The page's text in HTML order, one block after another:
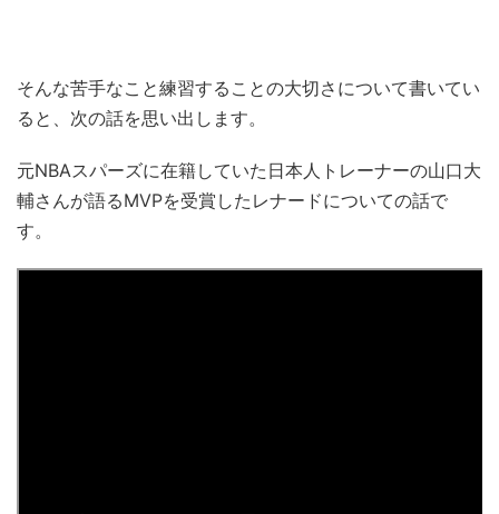
そんな苦手なこと練習することの大切さについて書いてい
ると、次の話を思い出します。
元NBAスパーズに在籍していた日本人トレーナーの山口大
輔さんが語るMVPを受賞したレナードについての話で
す。